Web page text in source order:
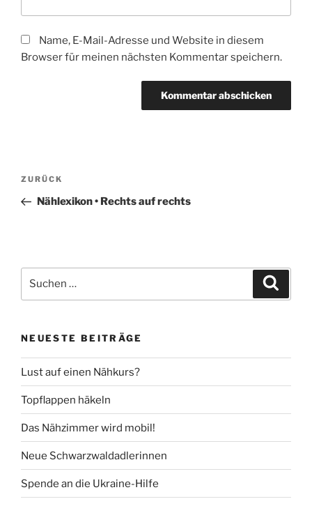
Name, E-Mail-Adresse und Website in diesem
Browser für meinen nächsten Kommentar speichern.
Beitragsnavigation
Vorheriger
Beitrag
ZURÜCK
Nählexikon • Rechts auf rechts
nach:
NEUESTE BEITRÄGE
Lust auf einen Nähkurs?
Topflappen häkeln
Das Nähzimmer wird mobil!
Neue Schwarzwaldadlerinnen
Spende an die Ukraine-Hilfe